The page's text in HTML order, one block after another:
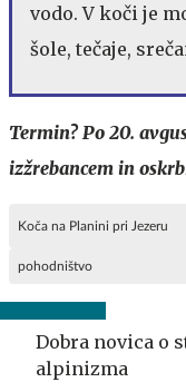
vodo. V koči je
šole, tečaje,
Termin? Po 20.
izžrebancem in
Koča na Planini pri Jezeru
pohodništvo
Dobra novica o
alpinizma